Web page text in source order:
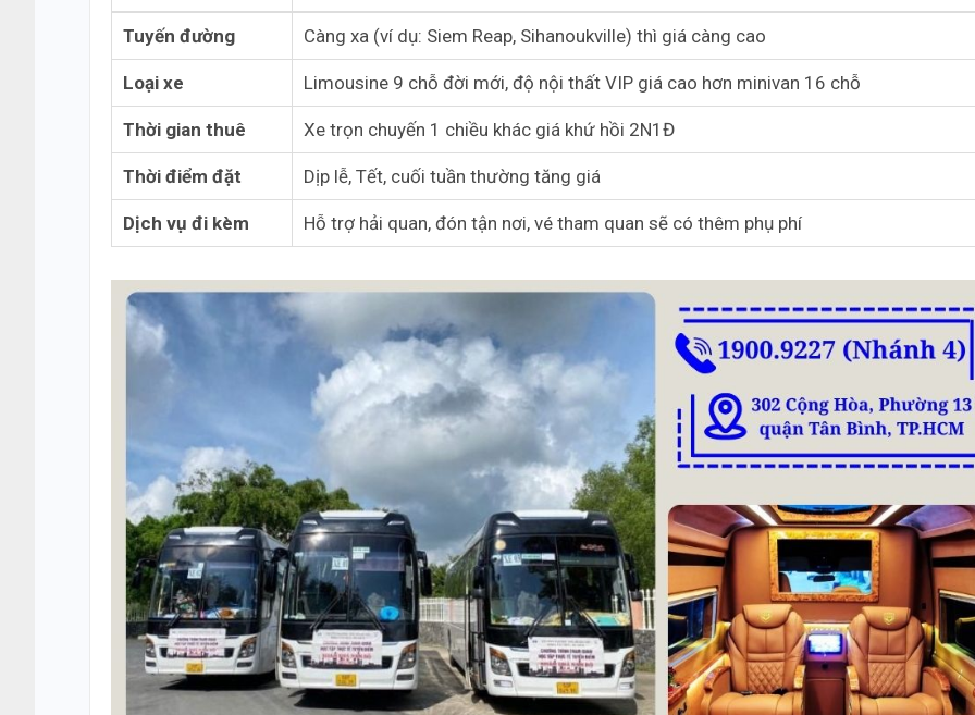
Tuyến đường Càng xa (ví dụ: Siem Reap, Sihanoukville) thì giá càng cao
Loại xe Limousine 9 chỗ đời mới, độ nội thất VIP giá cao hơn minivan 16 chỗ
Thời gian thuê Xe trọn chuyến 1 chiều khác giá khứ hồi 2N1Đ
Thời điểm đặt Dịp lễ, Tết, cuối tuần thường tăng giá
Dịch vụ đi kèm Hỗ trợ hải quan, đón tận nơi, vé tham quan sẽ có thêm phụ phí